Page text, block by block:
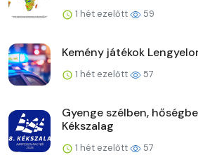
1 hét ezelőtt 59
Kemény játékok
1 hét ezelőtt 57
Gyenge szélben,
Kékszalag
1 hét ezelőtt 57